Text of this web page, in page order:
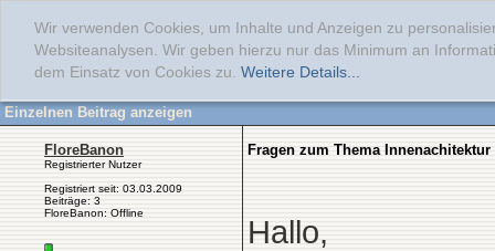
Wir verwenden Cookies, um Inhalte und Anzeigen zu
Websiteanalysen. Wir geben hierzu nur das Minimum an
dem Einsatz von Cookies zu. Weitere Details...
Einzelnen Beitrag anzeigen
FloreBanon
Registrierter Nutzer
Registriert seit: 03.03.2009
Beiträge: 3
FloreBanon: Offline
Fragen zum Thema Innenachitektur
Hallo,